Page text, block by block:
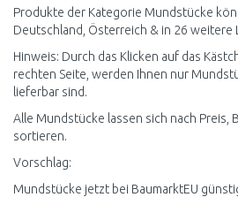
Produkte der Kategorie Mundstücke
Deutschland, Österreich & in 26 weitere
Hinweis: Durch das Klicken auf das
rechten Seite, werden Ihnen nur
lieferbar sind.
Alle Mundstücke lassen sich nach Preis,
sortieren.
Vorschlag:
Mundstücke jetzt bei BaumarktEU